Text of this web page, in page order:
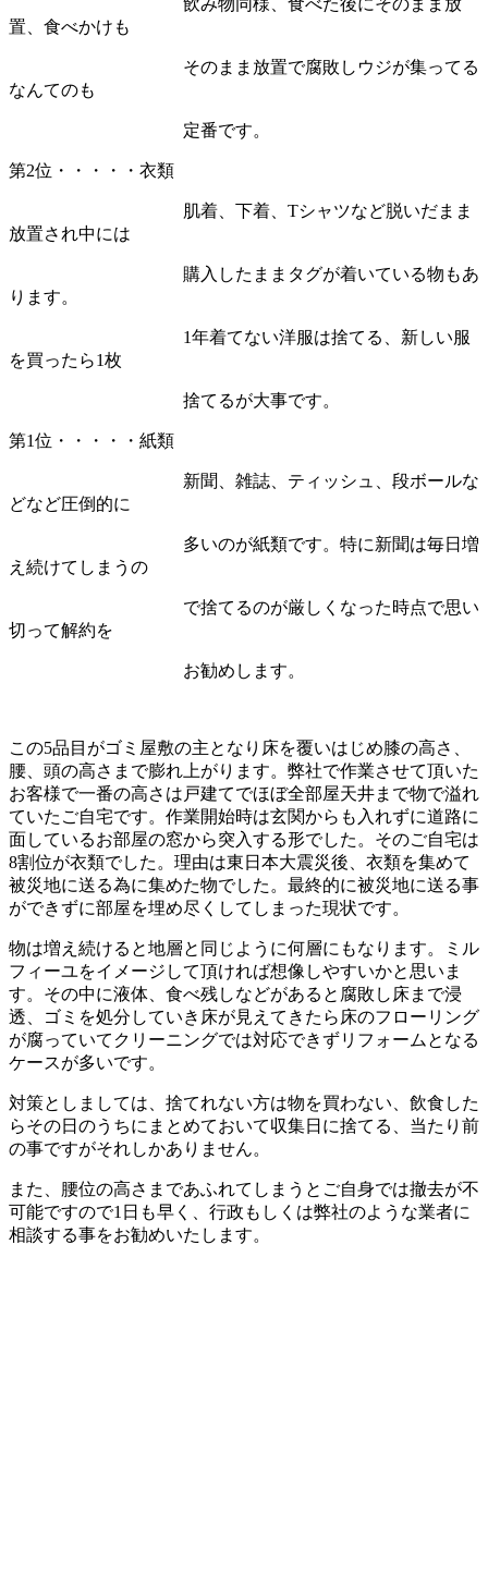
飲み物同様、食べた後にそのまま放
置、食べかけも
そのまま放置で腐敗しウジが集ってる
なんてのも
定番です。
第2位・・・・・衣類
肌着、下着、Tシャツなど脱いだまま
放置され中には
購入したままタグが着いている物もあ
ります。
1年着てない洋服は捨てる、新しい服
を買ったら1枚
捨てるが大事です。
第1位・・・・・紙類
新聞、雑誌、ティッシュ、段ボールな
どなど圧倒的に
多いのが紙類です。特に新聞は毎日増
え続けてしまうの
で捨てるのが厳しくなった時点で思い
切って解約を
お勧めします。
この5品目がゴミ屋敷の主となり床を覆いはじめ膝の高さ、
腰、頭の高さまで膨れ上がります。弊社で作業させて頂いた
お客様で一番の高さは戸建てでほぼ全部屋天井まで物で溢れ
ていたご自宅です。作業開始時は玄関からも入れずに道路に
面しているお部屋の窓から突入する形でした。そのご自宅は
8割位が衣類でした。理由は東日本大震災後、衣類を集めて
被災地に送る為に集めた物でした。最終的に被災地に送る事
ができずに部屋を埋め尽くしてしまった現状です。
物は増え続けると地層と同じように何層にもなります。ミル
フィーユをイメージして頂ければ想像しやすいかと思いま
す。その中に液体、食べ残しなどがあると腐敗し床まで浸
透、ゴミを処分していき床が見えてきたら床のフローリング
が腐っていてクリーニングでは対応できずリフォームとなる
ケースが多いです。
対策としましては、捨てれない方は物を買わない、飲食した
らその日のうちにまとめておいて収集日に捨てる、当たり前
の事ですがそれしかありません。
また、腰位の高さまであふれてしまうとご自身では撤去が不
可能ですので1日も早く、行政もしくは弊社のような業者に
相談する事をお勧めいたします。